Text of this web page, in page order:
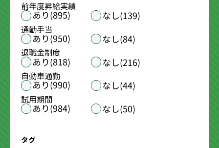
前年度昇給実績
あり(895) なし(139)
通勤手当
あり(950) なし(84)
退職金制度
あり(818) なし(216)
自動車通勤
あり(990) なし(44)
試用期間
あり(984) なし(50)
タグ